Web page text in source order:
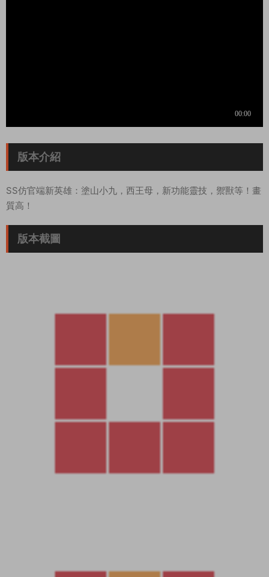
版本介紹
SS仿官端新英雄：塗山小九，西王母，新功能靈技，禦獸等！畫
質高！
版本截圖